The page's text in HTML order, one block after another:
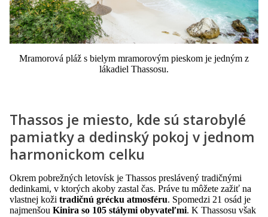
Mramorová pláž s bielym mramorovým pieskom je jedným z
lákadiel Thassosu.
Thassos je miesto, kde sú starobylé
pamiatky a dedinský pokoj v jednom
harmonickom celku
Okrem pobrežných letovísk je Thassos preslávený tradičnými
dedinkami, v ktorých akoby zastal čas. Práve tu môžete zažiť na
vlastnej koži tradičnú grécku atmosféru. Spomedzi 21 osád je
najmenšou Kinira so 105 stálymi obyvateľmi. K Thassosu však